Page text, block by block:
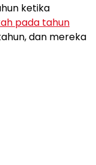
ketika
pada tahun
dan mereka